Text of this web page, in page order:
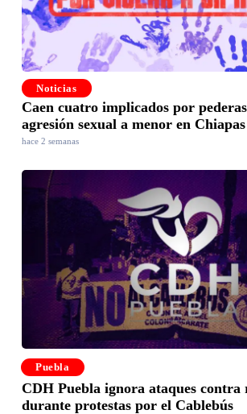
Noticias
Caen cuatro implicados por
agresión sexual a menor en Chiapas
hace 2 semanas
Puebla
CDH Puebla ignora ataques contra
durante protestas por el Cablebús